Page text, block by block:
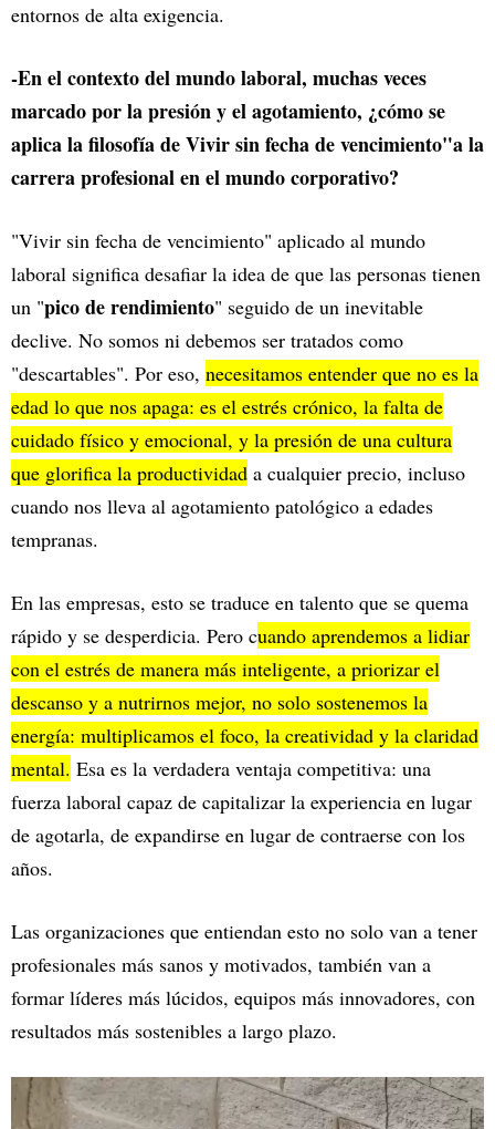
entornos de alta exigencia.
-En el contexto del mundo laboral, muchas veces
marcado por la presión y el agotamiento, ¿cómo se
aplica la filosofía de Vivir sin fecha de vencimiento"a la
carrera profesional en el mundo corporativo?
"Vivir sin fecha de vencimiento" aplicado al mundo
laboral significa desafiar la idea de que las personas tienen
un "pico de rendimiento" seguido de un inevitable
declive. No somos ni debemos ser tratados como
"descartables". Por eso, necesitamos entender que no es la
edad lo que nos apaga: es el estrés crónico, la falta de
cuidado físico y emocional, y la presión de una cultura
que glorifica la productividad a cualquier precio, incluso
cuando nos lleva al agotamiento patológico a edades
tempranas.
En las empresas, esto se traduce en talento que se quema
rápido y se desperdicia. Pero cuando aprendemos a lidiar
con el estrés de manera más inteligente, a priorizar el
descanso y a nutrirnos mejor, no solo sostenemos la
energía: multiplicamos el foco, la creatividad y la claridad
mental. Esa es la verdadera ventaja competitiva: una
fuerza laboral capaz de capitalizar la experiencia en lugar
de agotarla, de expandirse en lugar de contraerse con los
años.
Las organizaciones que entiendan esto no solo van a tener
profesionales más sanos y motivados, también van a
formar líderes más lúcidos, equipos más innovadores, con
resultados más sostenibles a largo plazo.